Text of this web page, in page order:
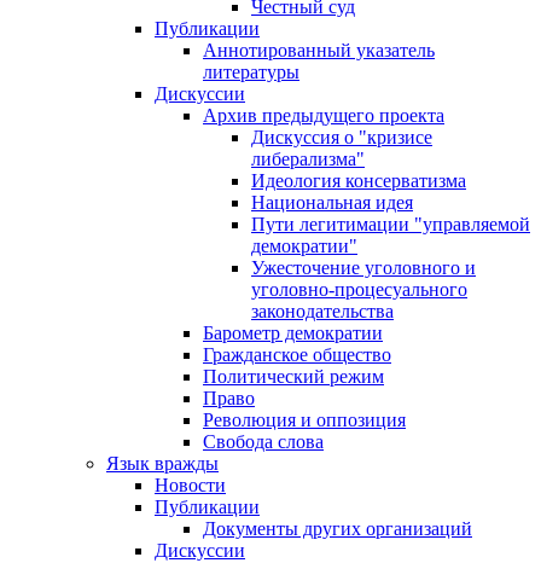
Честный суд
Публикации
Аннотированный указатель
литературы
Дискуссии
Архив предыдущего проекта
Дискуссия о "кризисе
либерализма"
Идеология консерватизма
Национальная идея
Пути легитимации "управляемой
демократии"
Ужесточение уголовного и
уголовно-процесуального
законодательства
Барометр демократии
Гражданское общество
Политический режим
Право
Революция и оппозиция
Свобода слова
Язык вражды
Новости
Публикации
Документы других организаций
Дискуссии